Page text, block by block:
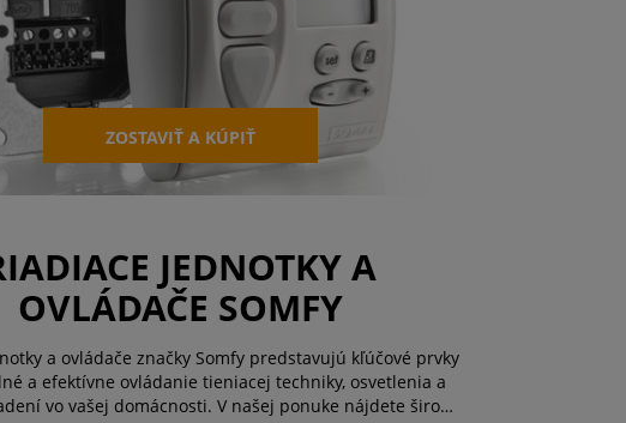
ZOSTAVIŤ A KÚPIŤ
JEDNOTKY A
OVLÁDAČE SOMFY
a ovládače značky Somfy predstavujú kľúčové prvky
a efektívne ovládanie tieniacej techniky, osvetlenia a
vo vašej domácnosti. V našej ponuke nájdete široký